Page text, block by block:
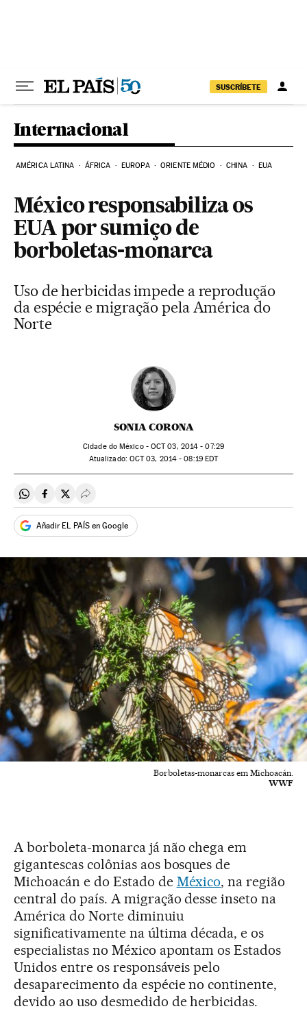
SUSCRÍBETE
Internacional
AMÉRICA LATINA ÁFRICA EUROPA ORIENTE MÉDIO CHINA EUA
México responsabiliza os
EUA por sumiço de
borboletas-monarca
Uso de herbicidas impede a reprodução
da espécie e migração pela América do
Norte
SONIA CORONA
Cidade do México - OCT03, 2014 - 07:29
atualizado: OCT03, 2014 - 08:19EDT
Compartir en Whatsapp
Compartir en Facebook
Compartir en Twitter
Desplegar Redes Sociales
Añadir EL PAÍS en Google
Borboletas-monarcas em Michoacán.
WWF
A borboleta-monarca já não chega em
gigantescas colônias aos bosques de
Michoacán e do Estado de México, na região
central do país. A migração desse inseto na
América do Norte diminuiu
significativamente na última década, e os
especialistas no México apontam os Estados
Unidos entre os responsáveis pelo
desaparecimento da espécie no continente,
devido ao uso desmedido de herbicidas.